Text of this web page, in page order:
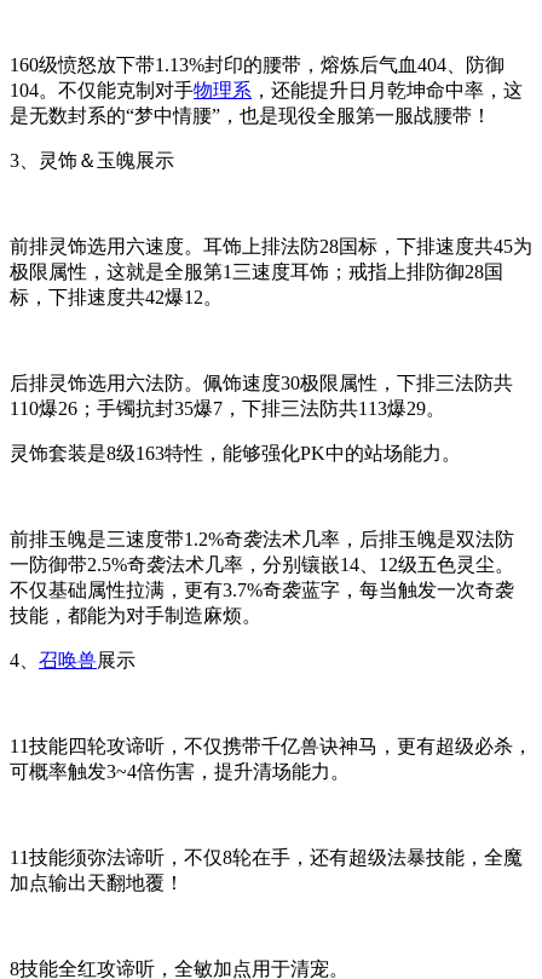
160级愤怒放下带1.13%封印的腰带，熔炼后气血404、防御
104。不仅能克制对手物理系 ，还能提升日月乾坤命中率，这
是无数封系的“梦中情腰”，也是现役全服第一服战腰带！
3、灵饰＆玉魄展示
前排灵饰选用六速度。耳饰上排法防28国标，下排速度共45为
极限属性，这就是全服第1三速度耳饰；戒指上排防御28国
标，下排速度共42爆12。
后排灵饰选用六法防。佩饰速度30极限属性，下排三法防共
110爆26；手镯抗封35爆7，下排三法防共113爆29。
灵饰套装是8级163特性，能够强化PK中的站场能力。
前排玉魄是三速度带1.2%奇袭法术几率，后排玉魄是双法防
一防御带2.5%奇袭法术几率，分别镶嵌14、12级五色灵尘。
不仅基础属性拉满，更有3.7%奇袭蓝字，每当触发一次奇袭
技能，都能为对手制造麻烦。
4、 召唤兽展示
11技能四轮攻谛听，不仅携带千亿兽诀神马，更有超级必杀，
可概率触发3~4倍伤害，提升清场能力。
11技能须弥法谛听，不仅8轮在手，还有超级法暴技能，全魔
加点输出天翻地覆！
8技能全红攻谛听，全敏加点用于清宠。